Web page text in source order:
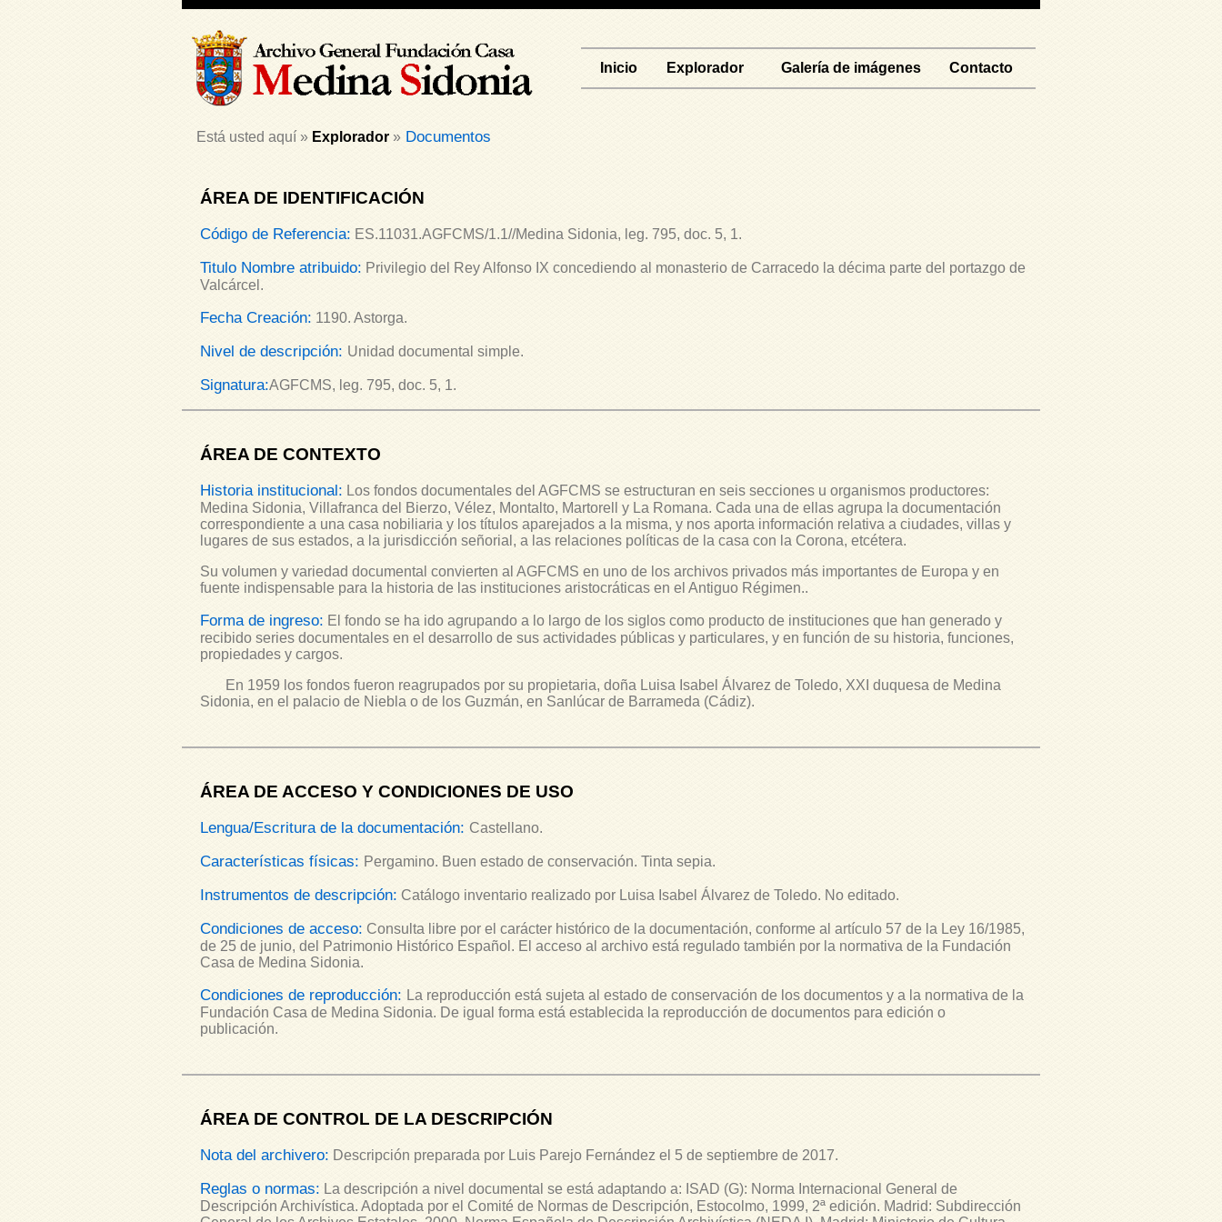
Inicio Explorador Galería de imágenes Contacto
Está usted aquí » Explorador » Documentos
ÁREA DE IDENTIFICACIÓN
Código de Referencia: ES.11031.AGFCMS/1.1//Medina Sidonia, leg. 795, doc. 5, 1.
Titulo Nombre atribuido: Privilegio del Rey Alfonso IX concediendo al monasterio de Carracedo la décima parte del portazgo de
Valcárcel.
Fecha Creación: 1190. Astorga.
Nivel de descripción: Unidad documental simple.
Signatura:AGFCMS, leg. 795, doc. 5, 1.
ÁREA DE CONTEXTO
Historia institucional: Los fondos documentales del AGFCMS se estructuran en seis secciones u organismos productores:
Medina Sidonia, Villafranca del Bierzo, Vélez, Montalto, Martorell y La Romana. Cada una de ellas agrupa la documentación
correspondiente a una casa nobiliaria y los títulos aparejados a la misma, y nos aporta información relativa a ciudades, villas y
lugares de sus estados, a la jurisdicción señorial, a las relaciones políticas de la casa con la Corona, etcétera.
Su volumen y variedad documental convierten al AGFCMS en uno de los archivos privados más importantes de Europa y en
fuente indispensable para la historia de las instituciones aristocráticas en el Antiguo Régimen..
Forma de ingreso: El fondo se ha ido agrupando a lo largo de los siglos como producto de instituciones que han generado y
recibido series documentales en el desarrollo de sus actividades públicas y particulares, y en función de su historia, funciones,
propiedades y cargos.
En 1959 los fondos fueron reagrupados por su propietaria, doña Luisa Isabel Álvarez de Toledo, XXI duquesa de Medina
Sidonia, en el palacio de Niebla o de los Guzmán, en Sanlúcar de Barrameda (Cádiz).
ÁREA DE ACCESO Y CONDICIONES DE USO
Lengua/Escritura de la documentación: Castellano.
Características físicas: Pergamino. Buen estado de conservación. Tinta sepia.
Instrumentos de descripción: Catálogo inventario realizado por Luisa Isabel Álvarez de Toledo. No editado.
Condiciones de acceso: Consulta libre por el carácter histórico de la documentación, conforme al artículo 57 de la Ley 16/1985,
de 25 de junio, del Patrimonio Histórico Español. El acceso al archivo está regulado también por la normativa de la Fundación
Casa de Medina Sidonia.
Condiciones de reproducción: La reproducción está sujeta al estado de conservación de los documentos y a la normativa de la
Fundación Casa de Medina Sidonia. De igual forma está establecida la reproducción de documentos para edición o
publicación.
ÁREA DE CONTROL DE LA DESCRIPCIÓN
Nota del archivero: Descripción preparada por Luis Parejo Fernández el 5 de septiembre de 2017.
Reglas o normas: La descripción a nivel documental se está adaptando a: ISAD (G): Norma Internacional General de
Descripción Archivística. Adoptada por el Comité de Normas de Descripción, Estocolmo, 1999, 2ª edición. Madrid: Subdirección